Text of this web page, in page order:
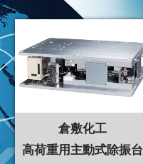
倉敷化工
高荷重用主動式除振台